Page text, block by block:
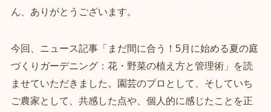
ん、ありがとうございます。
今回、ニュース記事「まだ間に合う！5月に始める夏の庭
づくりガーデニング：花・野菜の植え方と管理術」を読
ませていただきました。園芸のプロとして、そしていち
ご農家として、共感した点や、個人的に感じたことを正